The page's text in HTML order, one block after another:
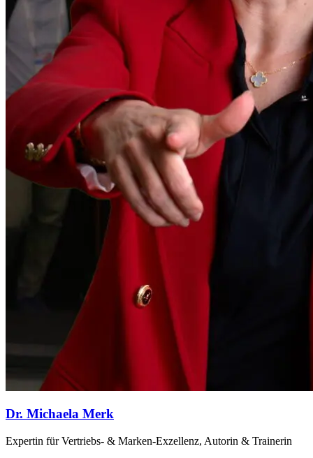
Dr. Michaela Merk
Expertin für Vertriebs- & Marken-Exzellenz, Autorin & Trainerin